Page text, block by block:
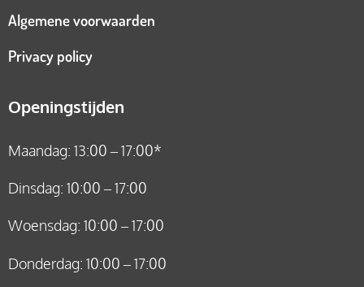
Algemene voorwaarden
Privacy policy
Openingstijden
Maandag: 13:00 – 17:00*
Dinsdag: 10:00 – 17:00
Woensdag: 10:00 – 17:00
Donderdag: 10:00 – 17:00